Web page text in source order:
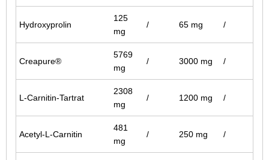
Hydroxyprolin
125
mg
/ 65 mg /
Creapure®
5769
mg
/ 3000 mg /
L-Carnitin-Tartrat
2308
mg
/ 1200 mg /
Acetyl-L-Carnitin
481
mg
/ 250 mg /